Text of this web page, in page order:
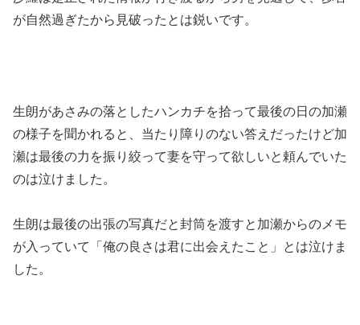
が自然過ぎたから見破ったとは鋭いです。
生朗があさみの落としたハンカチを拾って最後の日の加瀬
の様子を聞かれると、当たり障りのない答えだったけど加
瀬は最後の力を振り絞って妻を守って欲しいと頼んでいた
のは泣けました。
生朗は最後の出張の写真だと封筒を渡すと加瀬からのメモ
が入っていて「俺の良さは君に出会えたこと」とは泣けま
した。